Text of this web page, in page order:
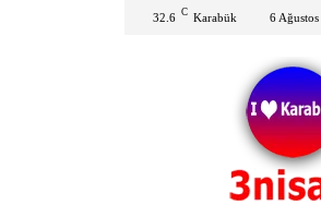
32.6 C Karabük 6